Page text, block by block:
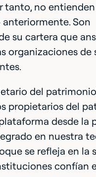
tanto, no
anteriormente. Son
su cartera que
organizaciones de
del
propietarios del
desde la
en nuestra
se refleja en la
confían